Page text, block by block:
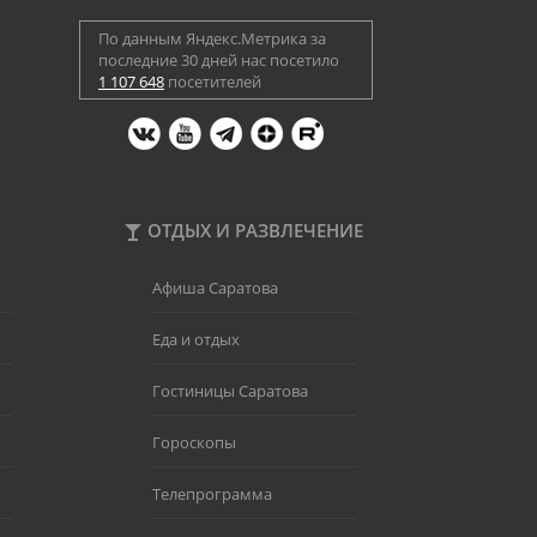
По данным Яндекс.Метрика за
последние 30 дней нас посетило
1 107 648 посетителей
ОТДЫХ И РАЗВЛЕЧЕНИЕ
Афиша Саратова
Еда и отдых
Гостиницы Саратова
Гороскопы
Телепрограмма